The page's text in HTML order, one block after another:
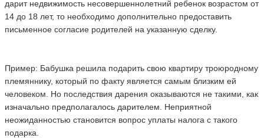
дарит недвижимость несовершеннолетний ребенок возрастом от
14 до 18 лет, то необходимо дополнительно предоставить
письменное согласие родителей на указанную сделку.
Пример: Бабушка решила подарить свою квартиру троюродному
племяннику, который по факту является самым близким ей
человеком. Но последствия дарения оказываются не такими, как
изначально предполагалось дарителем. Неприятной
неожиданностью становится вопрос уплаты налога с такого
подарка.